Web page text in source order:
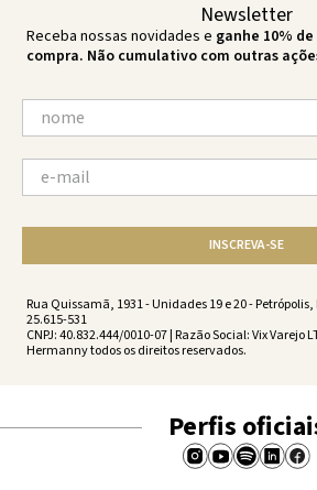
Newsletter
Receba nossas novidades e ganhe 10%
compra. Não cumulativo com outras
INSCREVA-SE
Rua Quissamã, 1931 - Unidades 19 e 20 - Petrópolis,
25.615-531
CNPJ: 40.832.444/0010-07 | Razão Social: Vix Varejo
Hermanny todos os direitos reservados.
Perfis